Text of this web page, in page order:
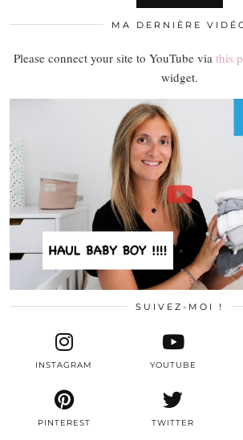
MA DERNIÈRE
Please connect your site to YouTube via this
widget.
SUIVEZ-MOI !
TWITTER
INSTAGRAM
PINTEREST
YOUTUBE